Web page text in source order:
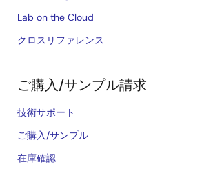
Lab on the Cloud
クロスリファレンス
ご購入/サンプル請求
技術サポート
ご購入/サンプル
在庫確認